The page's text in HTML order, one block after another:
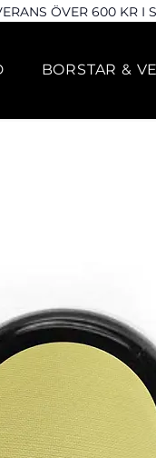
ÖVER 600 KR I
BORSTAR &